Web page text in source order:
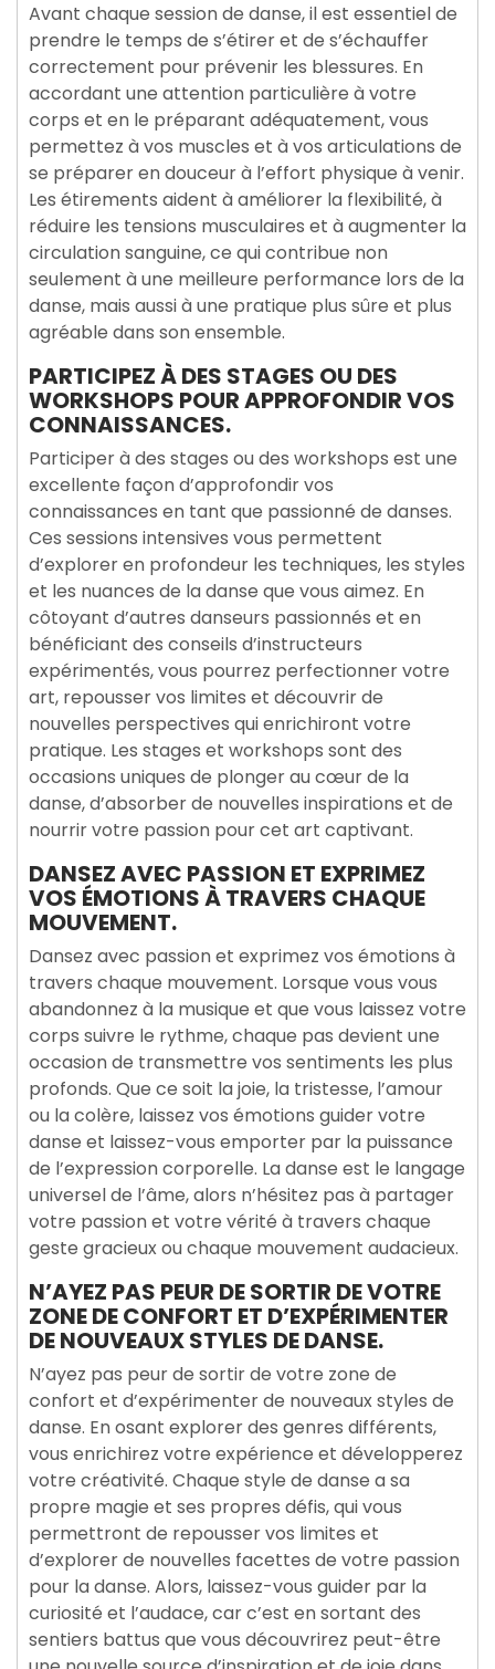
Avant chaque session de danse, il est essentiel de
prendre le temps de s’étirer et de s’échauffer
correctement pour prévenir les blessures. En
accordant une attention particulière à votre
corps et en le préparant adéquatement, vous
permettez à vos muscles et à vos articulations de
se préparer en douceur à l’effort physique à venir.
Les étirements aident à améliorer la flexibilité, à
réduire les tensions musculaires et à augmenter la
circulation sanguine, ce qui contribue non
seulement à une meilleure performance lors de la
danse, mais aussi à une pratique plus sûre et plus
agréable dans son ensemble.
PARTICIPEZ À DES STAGES OU DES
WORKSHOPS POUR APPROFONDIR VOS
CONNAISSANCES.
Participer à des stages ou des workshops est une
excellente façon d’approfondir vos
connaissances en tant que passionné de danses.
Ces sessions intensives vous permettent
d’explorer en profondeur les techniques, les styles
et les nuances de la danse que vous aimez. En
côtoyant d’autres danseurs passionnés et en
bénéficiant des conseils d’instructeurs
expérimentés, vous pourrez perfectionner votre
art, repousser vos limites et découvrir de
nouvelles perspectives qui enrichiront votre
pratique. Les stages et workshops sont des
occasions uniques de plonger au cœur de la
danse, d’absorber de nouvelles inspirations et de
nourrir votre passion pour cet art captivant.
DANSEZ AVEC PASSION ET EXPRIMEZ
VOS ÉMOTIONS À TRAVERS CHAQUE
MOUVEMENT.
Dansez avec passion et exprimez vos émotions à
travers chaque mouvement. Lorsque vous vous
abandonnez à la musique et que vous laissez votre
corps suivre le rythme, chaque pas devient une
occasion de transmettre vos sentiments les plus
profonds. Que ce soit la joie, la tristesse, l’amour
ou la colère, laissez vos émotions guider votre
danse et laissez-vous emporter par la puissance
de l’expression corporelle. La danse est le langage
universel de l’âme, alors n’hésitez pas à partager
votre passion et votre vérité à travers chaque
geste gracieux ou chaque mouvement audacieux.
N’AYEZ PAS PEUR DE SORTIR DE VOTRE
ZONE DE CONFORT ET D’EXPÉRIMENTER
DE NOUVEAUX STYLES DE DANSE.
N’ayez pas peur de sortir de votre zone de
confort et d’expérimenter de nouveaux styles de
danse. En osant explorer des genres différents,
vous enrichirez votre expérience et développerez
votre créativité. Chaque style de danse a sa
propre magie et ses propres défis, qui vous
permettront de repousser vos limites et
d’explorer de nouvelles facettes de votre passion
pour la danse. Alors, laissez-vous guider par la
curiosité et l’audace, car c’est en sortant des
sentiers battus que vous découvrirez peut-être